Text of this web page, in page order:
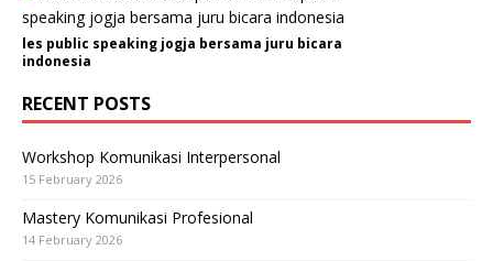
les public speaking jogja bersama juru bicara
indonesia
RECENT POSTS
Workshop Komunikasi Interpersonal
15 February 2026
Mastery Komunikasi Profesional
14 February 2026